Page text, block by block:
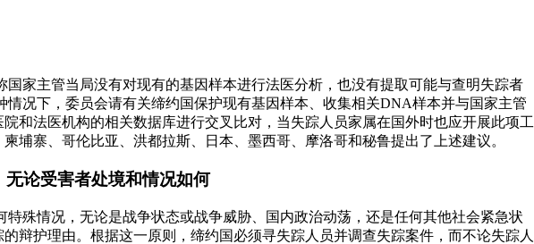
国家主管当局没有对现有的基因样本进行法医分析，也没有提取可能与查明失踪者
情况下，委员会请有关缔约国保护现有基因样本、收集相关DNA样本并与国家主管
和法医机构的相关数据库进行交叉比对，当失踪人员家属在国外时也应开展此项工
埔寨、哥伦比亚、洪都拉斯、日本、墨西哥、摩洛哥和秘鲁提出了上述建议。
无论受害者处境和情况如何
特殊情况，无论是战争状态或战争威胁、国内政治动荡，还是任何其他社会紧急状
辩护理由。根据这一原则，缔约国必须寻失踪人员并调查失踪案件，而不论失踪人